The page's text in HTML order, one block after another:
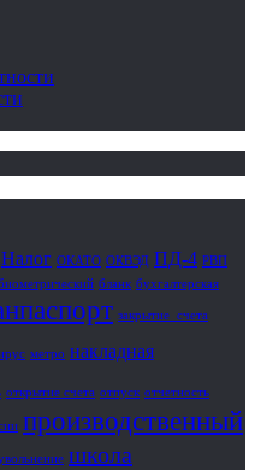
Налог ОКАТО ОКВЭД ПД-4 РВП
бланк бухгалтерская
закрытие_счета
метро накладная
открытие счета отпуск отчетность
производственный
школа